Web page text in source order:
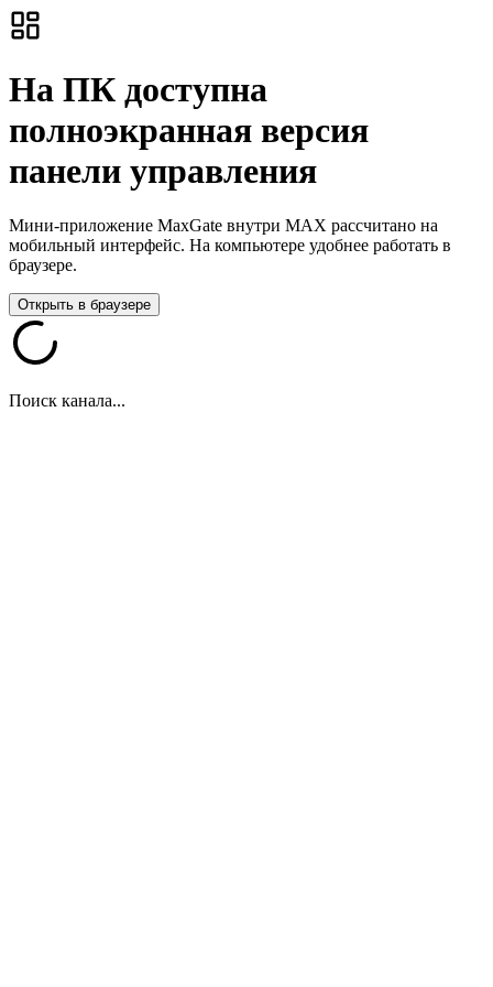
На ПК доступна
полноэкранная версия
панели управления
Мини-приложение MaxGate внутри MAX рассчитано на
мобильный интерфейс. На компьютере удобнее работать в
браузере.
Открыть в браузере
Поиск канала...